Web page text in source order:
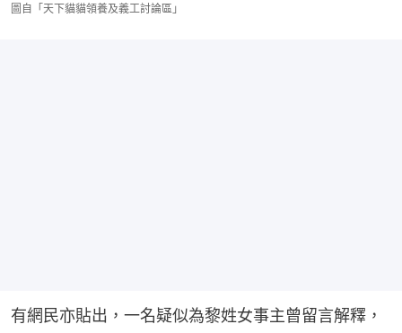
圖自「天下貓貓領養及義工討論區」
有網民亦貼出，一名疑似為黎姓女事主曾留言解釋，